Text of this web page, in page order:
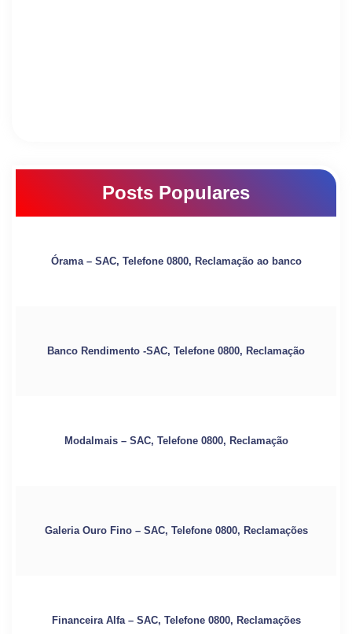
Posts Populares
Órama – SAC, Telefone 0800, Reclamação ao banco
Banco Rendimento -SAC, Telefone 0800, Reclamação
Modalmais – SAC, Telefone 0800, Reclamação
Galeria Ouro Fino – SAC, Telefone 0800, Reclamações
Financeira Alfa – SAC, Telefone 0800, Reclamações